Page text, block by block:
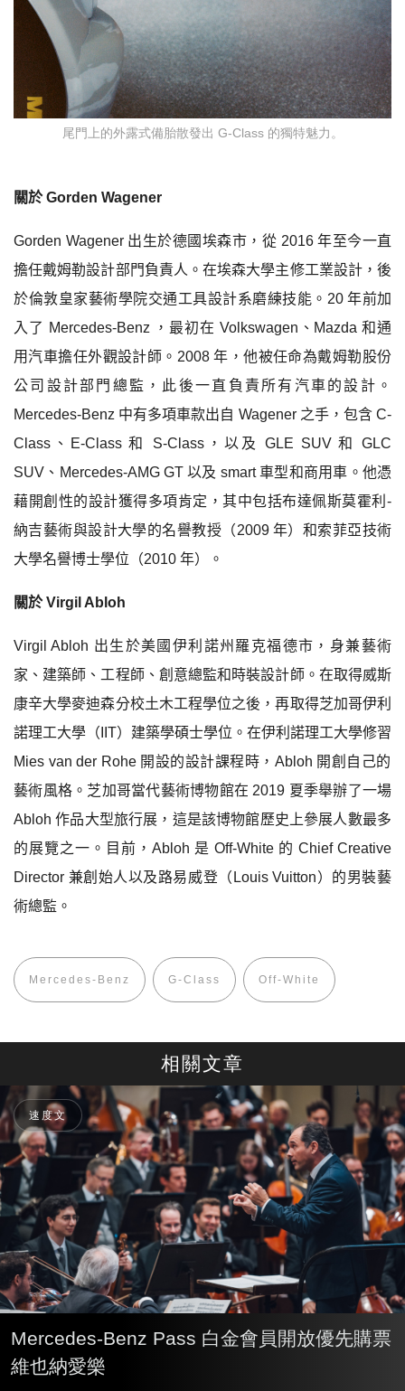
尾門上的外露式備胎散發出 G-Class 的獨特魅力。
關於 Gorden Wagener
Gorden Wagener 出生於德國埃森市，從 2016 年至今一直
擔任戴姆勒設計部門負責人。在埃森大學主修工業設計，後
於倫敦皇家藝術學院交通工具設計系磨練技能。 20 年前加
入了 Mercedes-Benz ，最初在 Volkswagen 、 Mazda和通
用汽車擔任外觀設計師。 2008年，他被任命為戴姆勒股份
公司設計部門總監，此後一直負責所有汽車的設計。
Mercedes-Benz 中有多項車款出自 Wagener 之手，包含C-
Class 、 E-Class和 S-Class，以及 GLE SUV 和
GLC
SUV 、 Mercedes-AMG GT 以及 smart車型和商用車。他憑
藉開創性的設計獲得多項肯定，其中包括布達佩斯莫霍利 -
納吉藝術與設計大學的名譽教授（2009 年）和索菲亞技術
大學名譽博士學位（2010 年）。
關於 Virgil Abloh
Virgil Abloh 出生於美國伊利諾州羅克福德市，身兼藝術
家、建築師、工程師、創意總監和時裝設計師。在取得威斯
康辛大學麥迪森分校土木工程學位之後，再取得芝加哥伊利
諾理工大學（ IIT）建築學碩士學位。在伊利諾理工大學修習
Mies van der Rohe 開設的設計課程時， Abloh 開創自己的
藝術風格。芝加哥當代藝術博物館在 2019 夏季舉辦了一場
Abloh作品大型旅行展，這是該博物館歷史上參展人數最多
的展覽之一。目前， Abloh 是 Off-White 的 Chief Creative
Director 兼創始人以及路易威登（ Louis Vuitton）的男裝藝
術總監 。
Mercedes-Benz G-Class Off-White
相關文章
速度文
Mercedes-Benz Pass 白金會員開放優先購票
維也納愛樂